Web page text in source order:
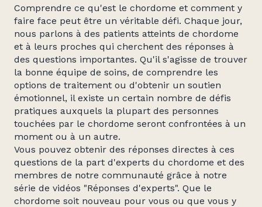
Comprendre ce qu'est le chordome et comment y
faire face peut être un véritable défi. Chaque jour,
nous parlons à des patients atteints de chordome
et à leurs proches qui cherchent des réponses à
des questions importantes. Qu'il s'agisse de trouver
la bonne équipe de soins, de comprendre les
options de traitement ou d'obtenir un soutien
émotionnel, il existe un certain nombre de défis
pratiques auxquels la plupart des personnes
touchées par le chordome seront confrontées à un
moment ou à un autre.
Vous pouvez obtenir des réponses directes à ces
questions de la part d'experts du chordome et des
membres de notre communauté grâce à notre
série de vidéos "Réponses d'experts". Que le
chordome soit nouveau pour vous ou que vous y